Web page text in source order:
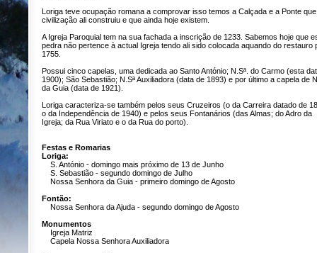
Loriga teve ocupação romana a comprovar isso temos a Calçada e a Ponte
civilização ali construiu e que ainda hoje existem.
A Igreja Paroquial tem na sua fachada a inscrição de 1233. Sabemos hoje que
pedra não pertence à actual Igreja tendo ali sido colocada aquando do restauro
1755.
Possui cinco capelas, uma dedicada ao Santo António; N.Sª. do Carmo (esta
1900); São Sebastião; N.Sª Auxiliadora (data de 1893) e por último a capela de
da Guia (data de 1921).
Loriga caracteriza-se também pelos seus Cruzeiros (o da Carreira datado de
o da Independência de 1940) e pelos seus Fontanários (das Almas; do Adro da
Igreja; da Rua Viriato e o da Rua do porto).
Festas e Romarias
Loriga:
S. António - domingo mais próximo de 13 de Junho
S. Sebastião - segundo domingo de Julho
Nossa Senhora da Guia - primeiro domingo de Agosto
Fontão:
Nossa Senhora da Ajuda - segundo domingo de Agosto
Monumentos
Igreja Matriz
Capela Nossa Senhora Auxiliadora